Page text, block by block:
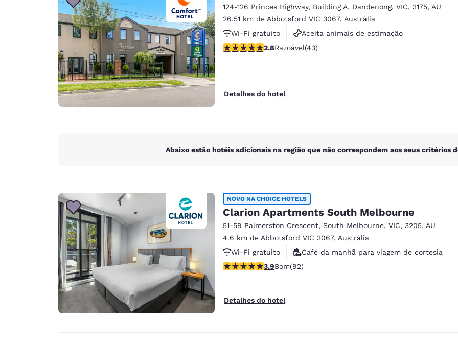
124-126 Princes Highway, Building A, Dandenong, VIC, 3175, AU
26.51 km de Abbotsford VIC 3067, Austrália
Wi-Fi gratuito
Aceita animais de estimação
Espaço de reuniões
classificação 2.81 estrelas. Razoável. 43 avaliações
2.8Razoável(43)
Detalhes do hotel
Abaixo estão hotéis adicionais na região que não correspondem aos seus critérios
NOVO NA CHOICE HOTELS
Clarion Apartments South Melbourne
51-59 Palmerston Crescent, South Melbourne, VIC, 3205, AU
4.6 km de Abbotsford VIC 3067, Austrália
Wi-Fi gratuito
Café da manhã para viagem de cortesia
Aceita animais de estimação
classificação 3.89 estrelas. Bom. 92 avaliações
3.9Bom(92)
Detalhes do hotel